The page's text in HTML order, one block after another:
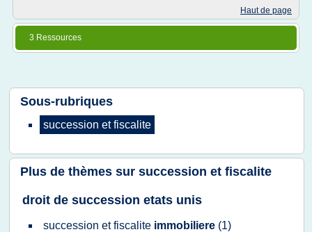
Haut de page
3 Ressources
Sous-rubriques
succession etfiscalite
Plus de thèmes sur succession et fiscalite
droit de succession etats unis
succession etfiscalite immobiliere (1)